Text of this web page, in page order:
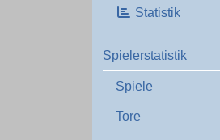
Statistik
Spielerstatistik
Spiele
Tore